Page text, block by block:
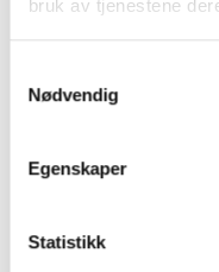
bruk av tjenestene
Nødvendig
Egenskaper
Statistikk